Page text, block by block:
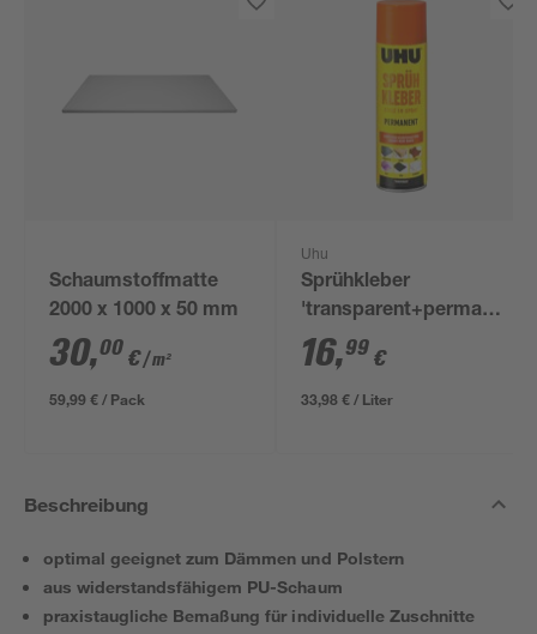
Schaumstoffmatte
2000 x 1000 x 50 mm
30,00 €/ m²
59,99 € / Pack
Uhu
Sprühkleber
'transparent+permanent'
500 ml
16,99 €
33,98 € / Liter
Beschreibung
optimal geeignet zum Dämmen und Polstern
aus widerstandsfähigem PU-Schaum
praxistaugliche Bemaßung für individuelle Zuschnitte